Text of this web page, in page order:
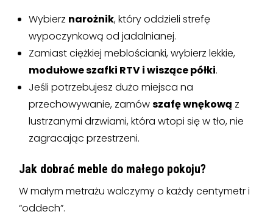
Wybierz narożnik, który oddzieli strefę
wypoczynkową od jadalnianej.
Zamiast ciężkiej meblościanki, wybierz lekkie,
modułowe szafki RTV i wiszące półki.
Jeśli potrzebujesz dużo miejsca na
przechowywanie, zamówszafę wnękową z
lustrzanymi drzwiami, która wtopi się w tło, nie
zagracając przestrzeni.
Jak dobrać meble do małego pokoju?
W małym metrażu walczymy o każdy centymetr i
“oddech”.